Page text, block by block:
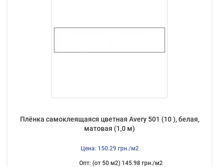
Плёнка самоклеящаяся цветная Avery 501 (10 ), белая,
матовая (1,0 м)
Цена: 150.29 грн./м2
Опт: (от 50 м2) 145.98 грн./м2